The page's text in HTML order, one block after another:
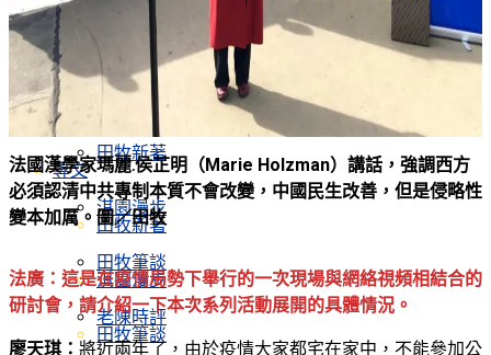
上一個 下一個
專文
田牧新著
淇園漫步
田牧筆談
老陳時評
念會
上一個 下一個
專文
田牧新著
淇園漫步
田牧筆談
法國漢學家瑪麗․侯芷明（ Marie Holzman）講話，強調西方
必須認清中共專制本質不會改變，中國民生改善，但是侵略性
變本加厲。圖／田牧
法廣：這是在疫情局勢下舉行的一次現場與網絡視頻相結合的
研討會，請介紹一下本次系列活動展開的具體情況。
廖天琪： 將近兩年了，由於疫情大家都宅在家中，不能參加公